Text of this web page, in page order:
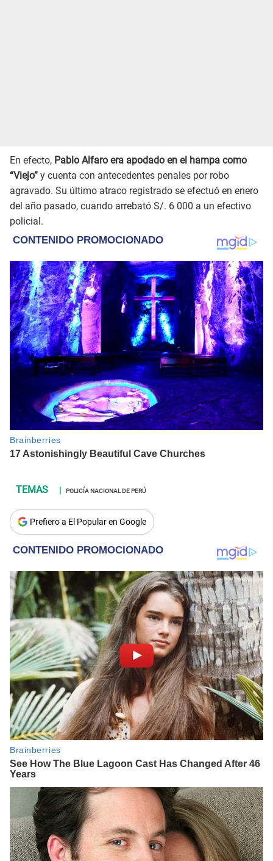
En efecto, Pablo Alfaro era apodado en el hampa como
“Viejo” y cuenta con antecedentes penales por robo
agravado. Su último atraco registrado se efectuó en enero
del año pasado, cuando arrebató S/. 6 000 a un efectivo
policial.
POLICÍA NACIONAL DE PERÚ
Prefiero a El Popular en Google